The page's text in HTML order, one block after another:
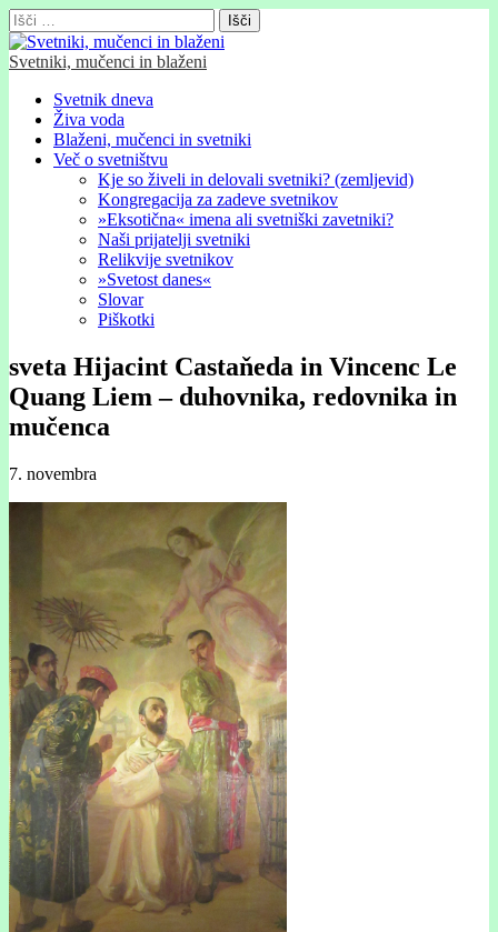
Išči:
Svetniki, mučenci in blaženi
Glavni
meni
Skip
content
Svetnik dneva
Živa voda
Blaženi, mučenci in svetniki
Več o svetništvu
Kje so živeli in delovali svetniki? (zemljevid)
Kongregacija za zadeve svetnikov
»Eksotična« imena ali svetniški zavetniki?
Naši prijatelji svetniki
Relikvije svetnikov
»Svetost danes«
Slovar
Piškotki
sveta Hijacint Castaňeda in Vincenc Le
Quang Liem – duhovnika, redovnika in
mučenca
7. novembra